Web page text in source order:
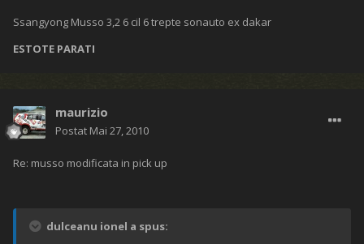
Ssangyong Musso 3,2 6 cil 6 trepte sonauto ex dakar
ESTOTE PARATI
maurizio
Postat Mai 27, 2010
Re: musso modificata in pick up
dulceanu ionel a spus: